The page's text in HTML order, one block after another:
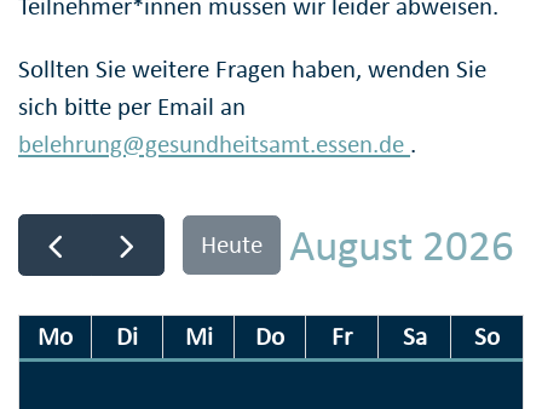
Sollten Sie weitere Fragen haben, wenden Sie
sich bitte per Email an
belehrung@gesundheitsamt.essen.de .
Heute August 2026
Mo Di Mi Do Fr Sa So